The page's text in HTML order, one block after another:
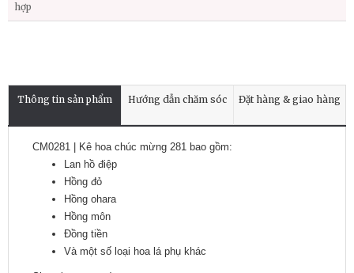
hợp
Thông tin sản phẩm Hướng dẫn chăm sóc Đặt hàng & giao hàng
CM0281 | Kê hoa chúc mừng 281 bao gồm:
Lan hồ điệp
Hồng đỏ
Hồng ohara
Hồng môn
Đồng tiền
Và một số loại hoa lá phụ khác